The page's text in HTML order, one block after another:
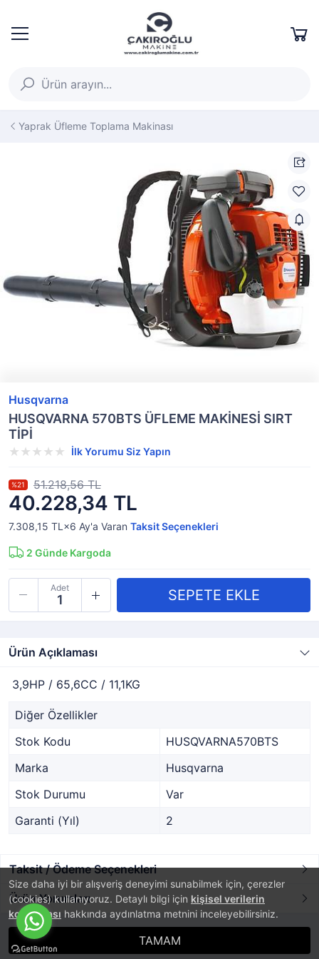
Size daha iyi bir alışveriş deneyimi sunabilmek için, çerezler
(cookies) kullanıyoruz. Detaylı bilgi için kişisel verilerin
korunması hakkında aydınlatma metnini inceleyebilirsiniz.
TAMAM
Yaprak Üfleme Toplama Makinası
Husqvarna
HUSQVARNA 570BTS ÜFLEME MAKİNESİ SIRT
TİPİ
İlk Yorumu Siz Yapın
40.228,34 TL
%21 51.218,56 TL
7.308,15 TL×6 Ay'a Varan Taksit Seçenekleri
2 Günde Kargoda
Adet
Ürün Açıklaması
3,9HP / 65,6CC / 11,1KG
Diğer Özellikler
Stok Kodu
HUSQVARNA570BTS
Marka
Husqvarna
Stok Durumu
Var
Garanti (Yıl)
2
Taksit / Ödeme Seçenekleri
Ürün Yorumları
PlatinMarket E-Ticaret Sistemi